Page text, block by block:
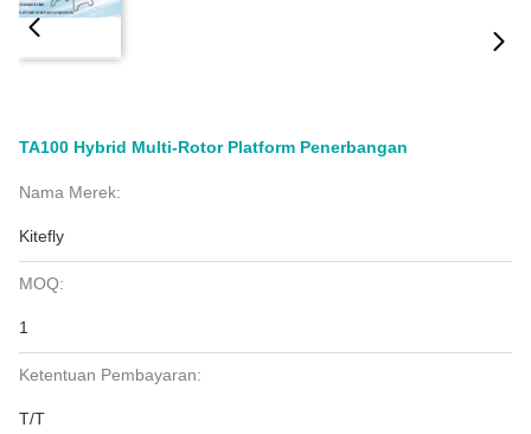
TA100 Hybrid Multi-Rotor Platform Penerbangan
Nama Merek:
Kitefly
MOQ:
1
Ketentuan Pembayaran:
T/T